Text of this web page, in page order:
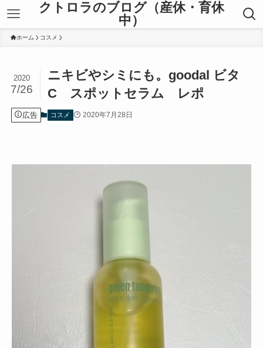
クトロラのブログ（産休・育休
中）
ホーム コスメ
ニキビやシミにも。goodal ビタ
C スポットセラム レポ
2020
7/26
広告 コスメ 2020年7月28日